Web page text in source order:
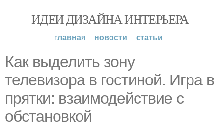
ИДЕИ ДИЗАЙНА ИНТЕРЬЕРА
главная новости статьи
Как выделить зону
телевизора в гостиной. Игра в
прятки: взаимодействие с
обстановкой